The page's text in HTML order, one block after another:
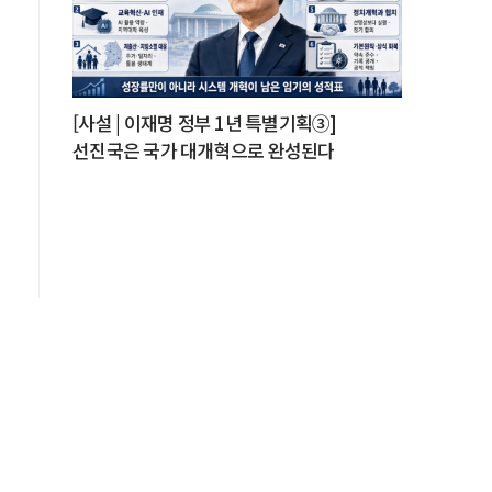
[사설 | 이재명 정부 1년 특별기획③]
선진국은 국가 대개혁으로 완성된다